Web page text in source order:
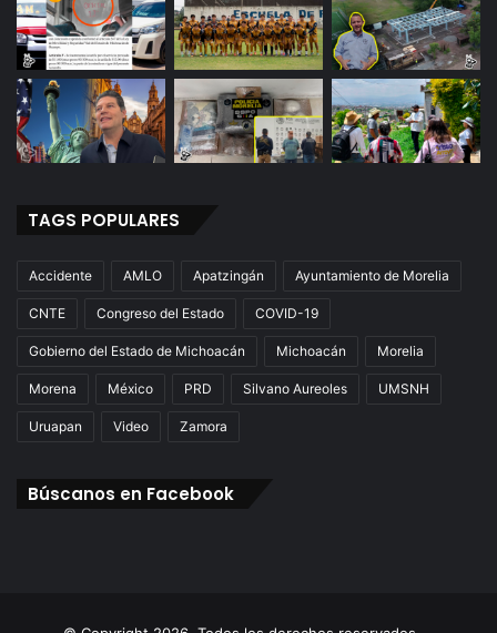
TAGS POPULARES
Accidente AMLO Apatzingán Ayuntamiento de Morelia
CNTE Congreso del Estado COVID-19
Gobierno del Estado de Michoacán Michoacán Morelia
Morena México PRD Silvano Aureoles UMSNH
Uruapan Video Zamora
Búscanos en Facebook